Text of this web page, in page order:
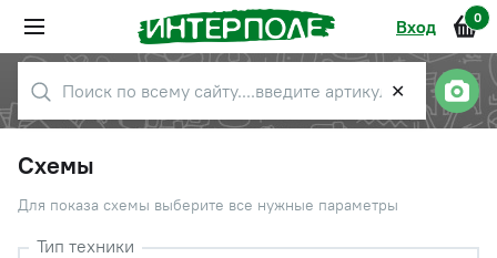
Вход 0
✕
Схемы
Для показа схемы выберите все нужные параметры
Тип техники